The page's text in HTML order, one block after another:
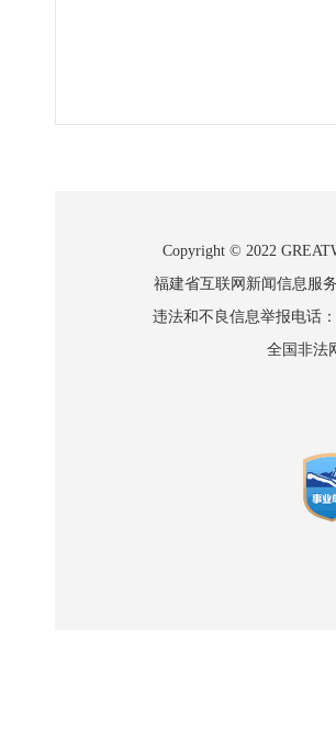
Copyright © 2022
福建省互联网新闻信息服
违法和不良信息举报电话
全国非法